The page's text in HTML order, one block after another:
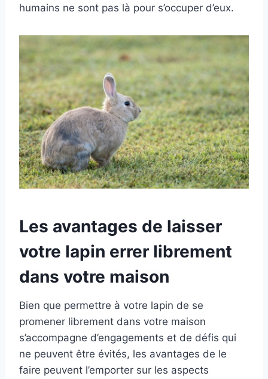
humains ne sont pas là pour s’occuper d’eux.
Les avantages de laisser
votre lapin errer librement
dans votre maison
Bien que permettre à votre lapin de se
promener librement dans votre maison
s’accompagne d’engagements et de défis qui
ne peuvent être évités, les avantages de le
faire peuvent l’emporter sur les aspects